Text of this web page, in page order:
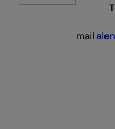
mail